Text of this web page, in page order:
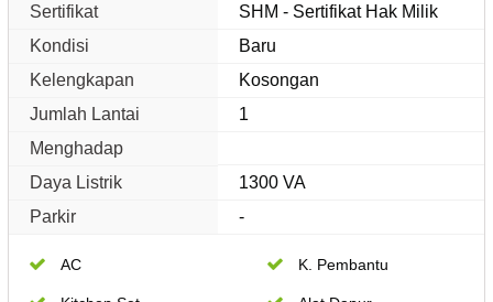
Sertifikat
SHM - Sertifikat Hak Milik
Kondisi
Baru
Kelengkapan
Kosongan
Jumlah Lantai
1
Menghadap
Daya Listrik
1300 VA
Parkir
-
AC K. Pembantu